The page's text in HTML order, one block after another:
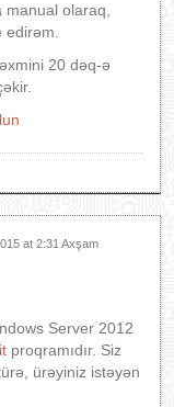
olaraq,
edirəm.
20 dəq-ə
at 2:31 Axşam
Server 2012
proqramıdır. Siz
ürəyiniz istəyən